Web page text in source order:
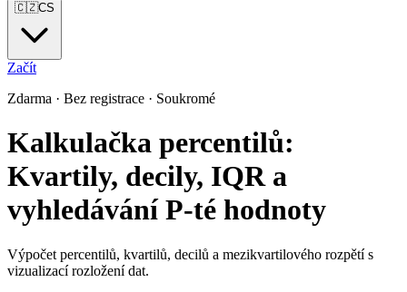
🇨🇿CS
Začít
Zdarma · Bez registrace · Soukromé
Kalkulačka percentilů:
Kvartily, decily, IQR a
vyhledávání P-té hodnoty
Výpočet percentilů, kvartilů, decilů a mezikvartilového rozpětí s
vizualizací rozložení dat.